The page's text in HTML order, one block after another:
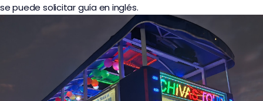
se puede solicitar guía en inglés.